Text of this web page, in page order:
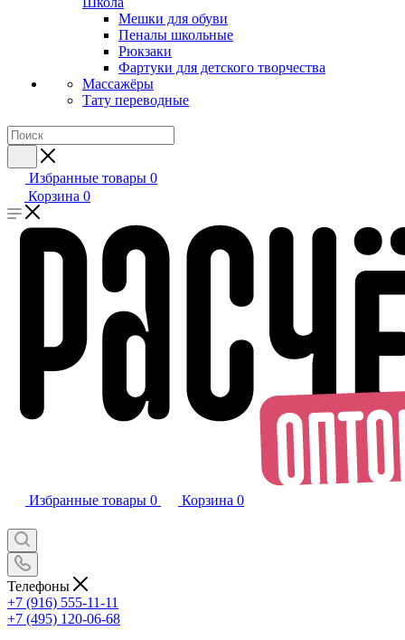
Мешки для обуви
Пеналы школьные
Рюкзаки
Фартуки для детского творчества
Массажёры
Тату переводные
Избранные товары 0
Корзина 0
Избранные товары 0 Корзина 0
Телефоны
+7 (916) 555-11-11
+7 (495) 120-06-68